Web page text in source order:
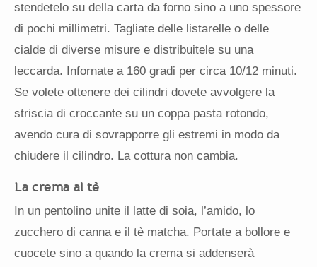
stendetelo su della carta da forno sino a uno spessore
di pochi millimetri. Tagliate delle listarelle o delle
cialde di diverse misure e distribuitele su una
leccarda. Infornate a 160 gradi per circa 10/12 minuti.
Se volete ottenere dei cilindri dovete avvolgere la
striscia di croccante su un coppa pasta rotondo,
avendo cura di sovrapporre gli estremi in modo da
chiudere il cilindro. La cottura non cambia.
La crema al tè
In un pentolino unite il latte di soia, l’amido, lo
zucchero di canna e il tè matcha. Portate a bollore e
cuocete sino a quando la crema si addenserà